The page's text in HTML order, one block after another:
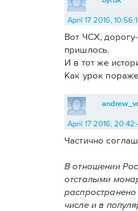
April 17 2016,
Вот ЧСХ,
пришлось.
И в тот же
Как урок
April 17 2016,
Частично
В отношении
отсталыми
числе и в